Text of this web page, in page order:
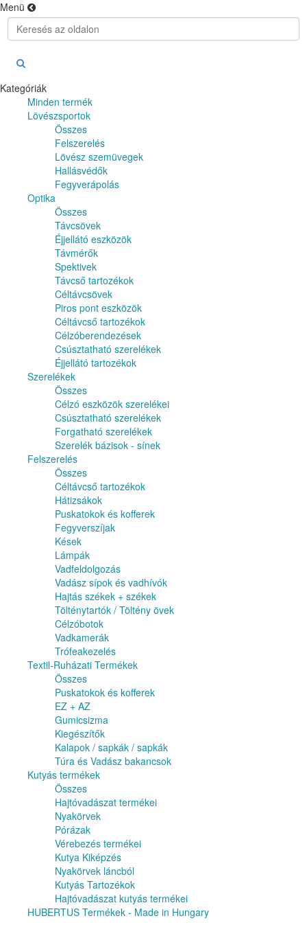
Menü
Kategóriák
Minden termék
Lövészsportok
Összes
Felszerelés
Lövész szemüvegek
Hallásvédők
Fegyverápolás
Optika
Összes
Távcsövek
Éjjellátó eszközök
Távmérők
Spektivek
Távcső tartozékok
Céltávcsövek
Piros pont eszközök
Céltávcső tartozékok
Célzóberendezések
Csúsztatható szerelékek
Éjjellátó tartozékok
Szerelékek
Összes
Célzó eszközök szerelékei
Csúsztatható szerelékek
Forgatható szerelékek
Szerelék bázisok - sínek
Felszerelés
Összes
Céltávcső tartozékok
Hátizsákok
Puskatokok és kofferek
Fegyverszíjak
Kések
Lámpák
Vadfeldolgozás
Vadász sípok és vadhívók
Hajtás székek + székek
Tölténytartók / Töltény övek
Célzóbotok
Vadkamerák
Trófeakezelés
Textil-Ruházati Termékek
Összes
Puskatokok és kofferek
EZ + AZ
Gumicsizma
Kiegészítők
Kalapok / sapkák / sapkák
Túra és Vadász bakancsok
Kutyás termékek
Összes
Hajtóvadászat termékei
Nyakörvek
Pórázak
Vérebezés termékei
Kutya Kiképzés
Nyakörvek láncból
Kutyás Tartozékok
Hajtóvadászat kutyás termékei
HUBERTUS Termékek - Made in Hungary